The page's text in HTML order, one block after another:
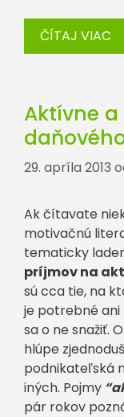
ČÍTAJ VIAC
Aktívne
29. apríla 2013
Ak čítavate
motivačnú
tematicky
príjmov na
sú cca tie, na
je potrebné
sa o ne snažiť.
hlúpe
podnikateľská
iných. Pojmy
pár rokov